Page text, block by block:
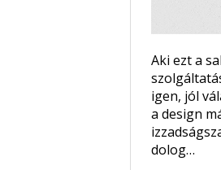
Aki ezt a
igen, jól
a design
dolog…